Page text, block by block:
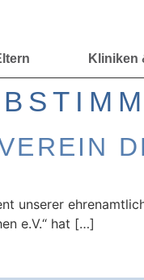
Kliniken
unserer
e.V.“ hat […]